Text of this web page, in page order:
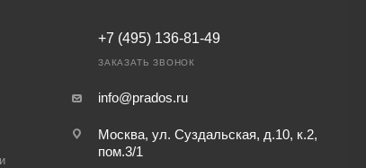
+7 (495) 136-81-49
ЗАКАЗАТЬ ЗВОНОК
info@prados.ru
Москва, ул. Суздальская, д.10, к.2,
пом.3/1